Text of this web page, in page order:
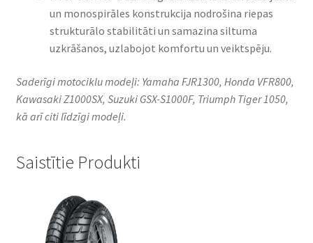
un monospirāles konstrukcija nodrošina riepas
strukturālo stabilitāti un samazina siltuma
uzkrāšanos, uzlabojot komfortu un veiktspēju.​
Saderīgi motociklu modeļi: Yamaha FJR1300, Honda VFR800,
Kawasaki Z1000SX, Suzuki GSX-S1000F, Triumph Tiger 1050,
kā arī citi līdzīgi modeļi.
Saistītie Produkti